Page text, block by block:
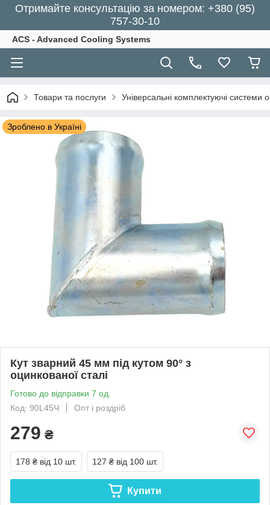
Отримайте консультацію за номером: +380 (95)
757-30-10
ACS - Advanced Cooling Systems
Товари та послуги Універсальні комплектуючі системи
Зроблено в Україні
Кут зварний 45 мм під кутом 90° з
оцинкованої сталі
Готово до відправки 7 од.
Код: 90L45Ч
Опт і роздріб
279 ₴
178 ₴ від 10 шт. 127 ₴ від 100 шт.
Купити